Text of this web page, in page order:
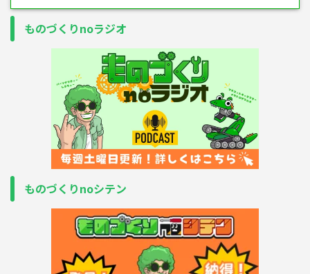
ものづくりnoラジオ
ものづくりnoシテン